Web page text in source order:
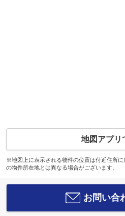
地図アプリ
※地図上に表示される物件の位置は付近住所
の物件所在地とは異なる場合がございます。
お問い合